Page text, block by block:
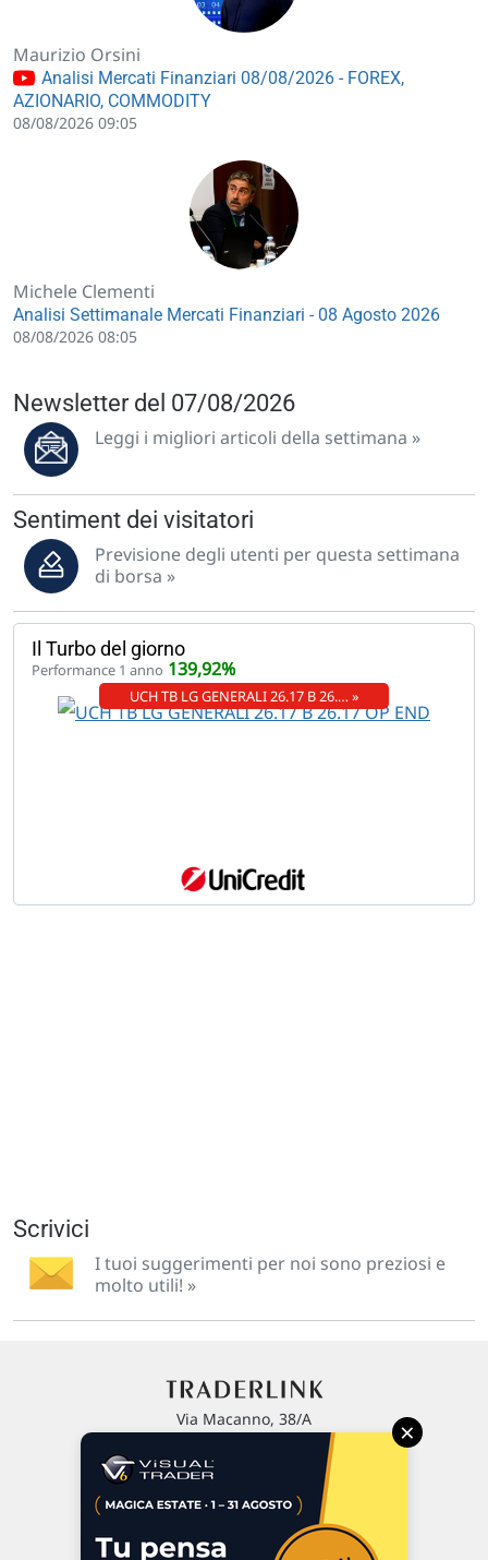
Maurizio Orsini
Analisi Mercati Finanziari 08/08/2026 - FOREX,
AZIONARIO, COMMODITY
08/08/2026 09:05
Michele Clementi
Analisi Settimanale Mercati Finanziari - 08 Agosto 2026
08/08/2026 08:05
Newsletter del 07/08/2026
Leggi i migliori articoli della settimana »
Sentiment dei visitatori
Previsione degli utenti per questa settimana
di borsa »
Il Turbo del giorno
Performance 1 anno 139,92%
UCH TB LG GENERALI 26.17 B 26.… »
Scrivici
I tuoi suggerimenti per noi sono preziosi e
molto utili! »
Via Macanno, 38/A
P.IVA 02 452 460 401
×